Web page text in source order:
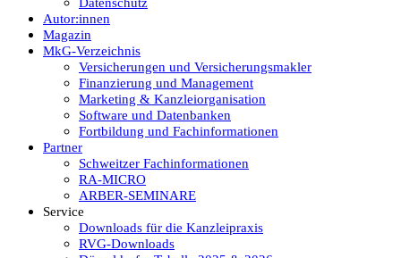
Autor:innen
Magazin
MkG-Verzeichnis
Versicherungen und Versicherungsmakler
Finanzierung und Management
Marketing & Kanzleiorganisation
Software und Datenbanken
Fortbildung und Fachinformationen
Partner
Schweitzer Fachinformationen
RA-MICRO
ARBER-SEMINARE
Service
Downloads für die Kanzleipraxis
RVG-Downloads